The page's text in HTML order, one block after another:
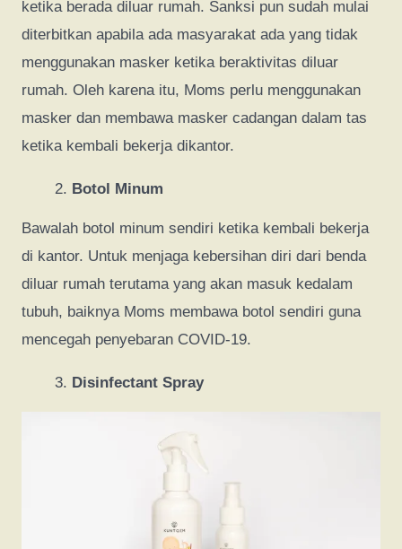
ketika berada diluar rumah. Sanksi pun sudah mulai
diterbitkan apabila ada masyarakat ada yang tidak
menggunakan masker ketika beraktivitas diluar
rumah. Oleh karena itu, Moms perlu menggunakan
masker dan membawa masker cadangan dalam tas
ketika kembali bekerja dikantor.
Botol Minum
Bawalah botol minum sendiri ketika kembali bekerja
di kantor. Untuk menjaga kebersihan diri dari benda
diluar rumah terutama yang akan masuk kedalam
tubuh, baiknya Moms membawa botol sendiri guna
mencegah penyebaran COVID-19.
Disinfectant Spray